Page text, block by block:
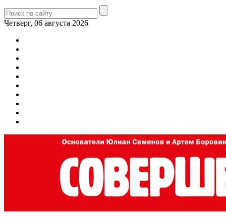
Четверг, 06 августа 2026